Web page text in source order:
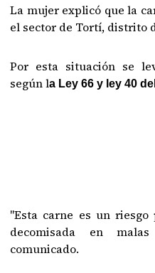
La mujer explicó que la
el sector de Tortí, distrito
Por esta situación se
según la Ley 66 y ley 40
"Esta carne es un
decomisada en
comunicado.